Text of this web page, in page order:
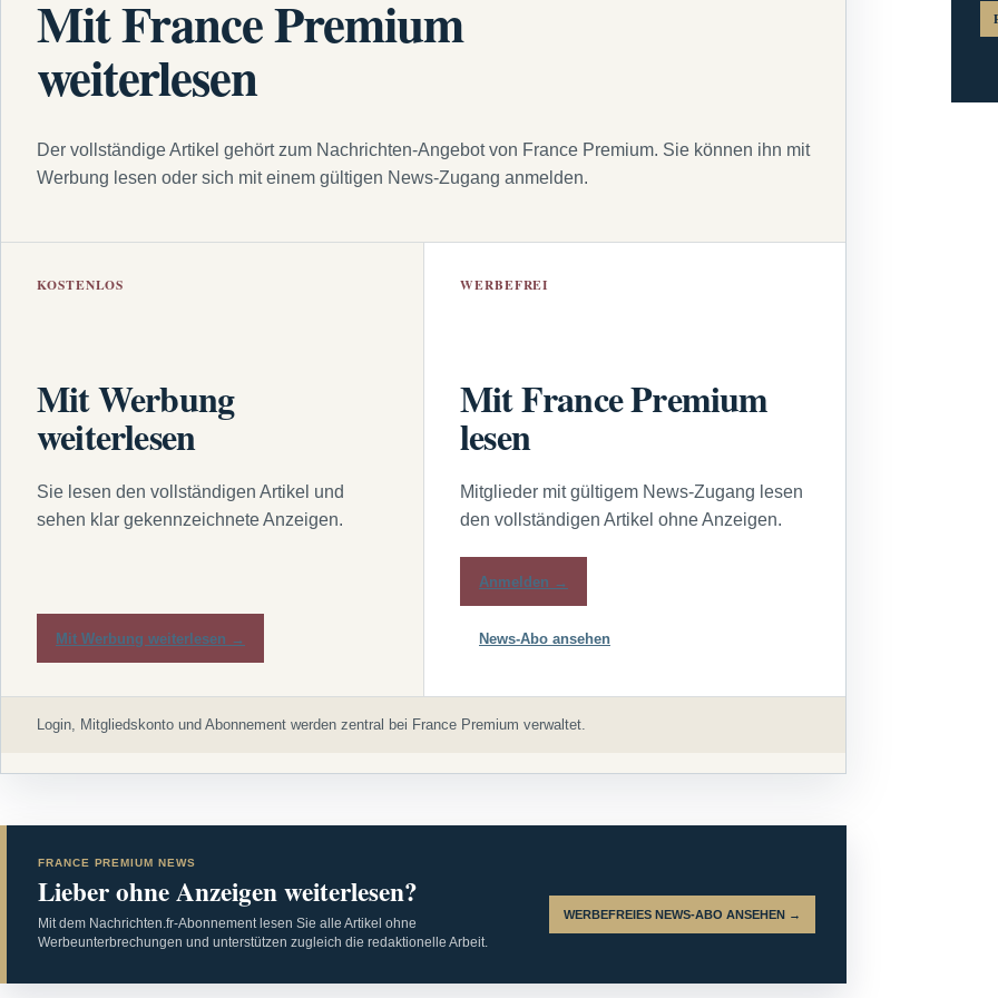
Mit France Premium
weiterlesen
Der vollständige Artikel gehört zum Nachrichten-Angebot von France Premium. Sie können ihn mit
Werbung lesen oder sich mit einem gültigen News-Zugang anmelden.
KOSTENLOS
Mit Werbung
weiterlesen
Sie lesen den vollständigen Artikel und
sehen klar gekennzeichnete Anzeigen.
Mit Werbung weiterlesen →
WERBEFREI
Mit France Premium
lesen
Mitglieder mit gültigem News-Zugang lesen
den vollständigen Artikel ohne Anzeigen.
Anmelden →
News-Abo ansehen
Login, Mitgliedskonto und Abonnement werden zentral bei France Premium verwaltet.
FRANCE PREMIUM NEWS
Lieber ohne Anzeigen weiterlesen?
Mit dem Nachrichten.fr-Abonnement lesen Sie alle Artikel ohne
Werbeunterbrechungen und unterstützen zugleich die redaktionelle Arbeit.
WERBEFREIES NEWS-ABO ANSEHEN →